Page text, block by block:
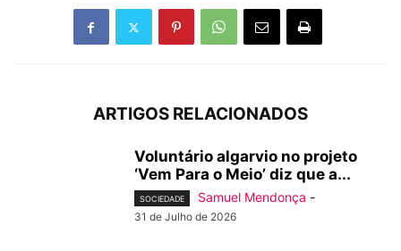
ARTIGOS RELACIONADOS
Voluntário algarvio no projeto
‘Vem Para o Meio’ diz que a...
SOCIEDADE Samuel Mendonça -
31 de Julho de 2026